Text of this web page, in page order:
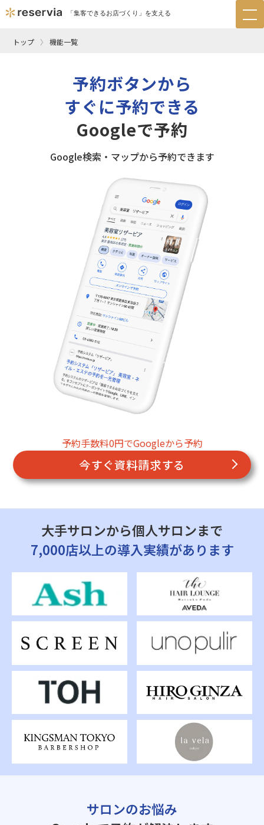
「集客できるお店づくり」を支える
トップ 機能一覧
予約ボタンから
すぐに予約できる
Googleで予約
Google検索・マップから予約できます
予約手数料0円でGoogleから予約
今すぐ資料請求する
大手サロンから個人サロンまで
7,000店以上の導入実績があります
サロンのお悩み